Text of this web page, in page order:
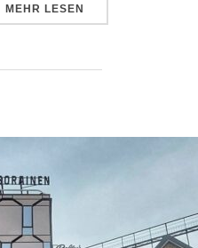
MEHR ÜBER „TALLINN“
LESEN